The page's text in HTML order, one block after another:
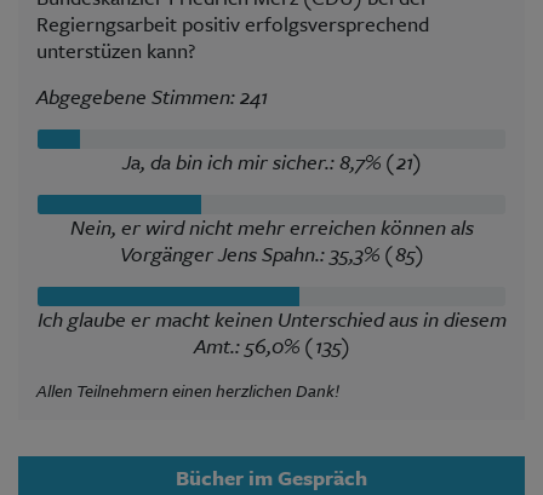
Regierngsarbeit positiv erfolgsversprechend
unterstüzen kann?
Abgegebene Stimmen: 241
Ja, da bin ich mir sicher.: 8,7% (21)
Nein, er wird nicht mehr erreichen können als
Vorgänger Jens Spahn.: 35,3% (85)
Ich glaube er macht keinen Unterschied aus in diesem
Amt.: 56,0% (135)
Allen Teilnehmern einen herzlichen Dank!
Bücher im Gespräch